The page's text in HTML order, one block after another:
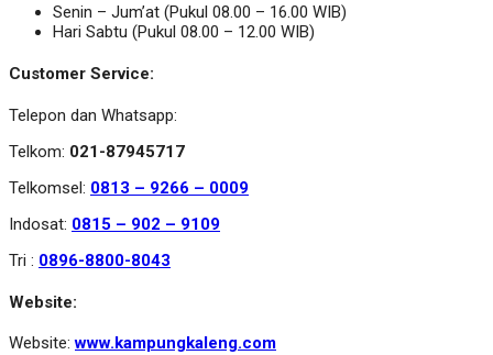
Senin – Jum’at (Pukul 08.00 – 16.00 WIB)
Hari Sabtu (Pukul 08.00 – 12.00 WIB)
Customer Service:
Telepon dan Whatsapp:
Telkom: 021-87945717
Telkomsel: 0813 – 9266 – 0009
Indosat: 0815 – 902 – 9109
Tri : 0896-8800-8043
Website:
Website:www.kampungkaleng.com